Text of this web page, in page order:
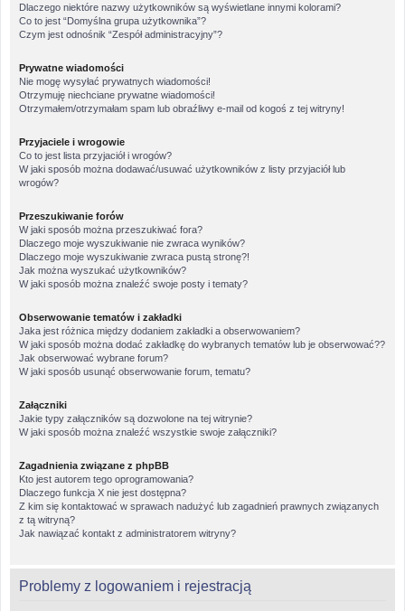
Dlaczego niektóre nazwy użytkowników są wyświetlane innymi kolorami?
Co to jest “Domyślna grupa użytkownika”?
Czym jest odnośnik “Zespół administracyjny”?
Prywatne wiadomości
Nie mogę wysyłać prywatnych wiadomości!
Otrzymuję niechciane prywatne wiadomości!
Otrzymałem/otrzymałam spam lub obraźliwy e-mail od kogoś z tej witryny!
Przyjaciele i wrogowie
Co to jest lista przyjaciół i wrogów?
W jaki sposób można dodawać/usuwać użytkowników z listy przyjaciół lub
wrogów?
Przeszukiwanie forów
W jaki sposób można przeszukiwać fora?
Dlaczego moje wyszukiwanie nie zwraca wyników?
Dlaczego moje wyszukiwanie zwraca pustą stronę?!
Jak można wyszukać użytkowników?
W jaki sposób można znaleźć swoje posty i tematy?
Obserwowanie tematów i zakładki
Jaka jest różnica między dodaniem zakładki a obserwowaniem?
W jaki sposób można dodać zakładkę do wybranych tematów lub je obserwować??
Jak obserwować wybrane forum?
W jaki sposób usunąć obserwowanie forum, tematu?
Załączniki
Jakie typy załączników są dozwolone na tej witrynie?
W jaki sposób można znaleźć wszystkie swoje załączniki?
Zagadnienia związane z phpBB
Kto jest autorem tego oprogramowania?
Dlaczego funkcja X nie jest dostępna?
Z kim się kontaktować w sprawach nadużyć lub zagadnień prawnych związanych
z tą witryną?
Jak nawiązać kontakt z administratorem witryny?
Problemy z logowaniem i rejestracją